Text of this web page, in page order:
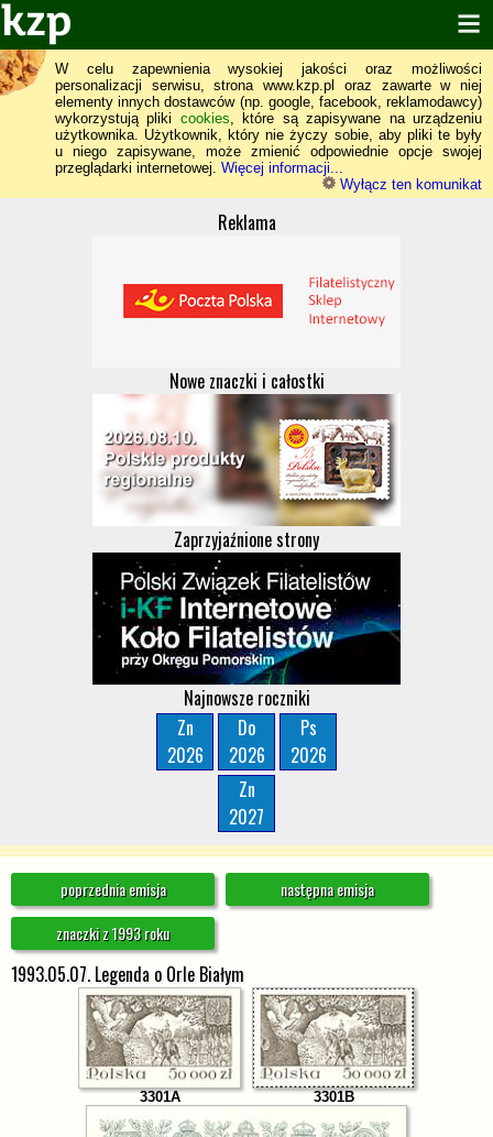
W celu zapewnienia wysokiej jakości oraz możliwości
personalizacji serwisu, strona www.kzp.pl oraz zawarte w niej
elementy innych dostawców (np. google, facebook, reklamodawcy)
wykorzystują pliki cookies, które są zapisywane na urządzeniu
użytkownika. Użytkownik, który nie życzy sobie, aby pliki te były
u niego zapisywane, może zmienić odpowiednie opcje swojej
przeglądarki internetowej. Więcej informacji...
Wyłącz ten komunikat
Reklama
Nowe znaczki i całostki
Zaprzyjaźnione strony
Najnowsze roczniki
Zn
2026
Do
2026
Ps
2026
Zn
2027
poprzednia emisja
następna emisja
znaczki z 1993 roku
1993.05.07. Legenda o Orle Białym
3301A 3301B